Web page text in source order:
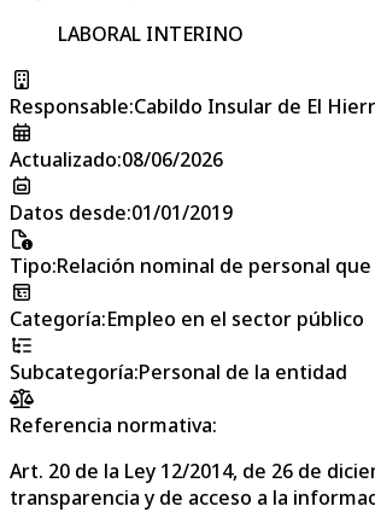
LABORAL INTERINO
Responsable:Cabildo Insular de El
Actualizado:08/06/2026
Datos desde:01/01/2019
Tipo:Relación nominal de personal
Categoría:Empleo en el sector público
Subcategoría:Personal de la entidad
Referencia normativa:
Art. 20 de la Ley 12/2014, de 26 de
transparencia y de acceso a la